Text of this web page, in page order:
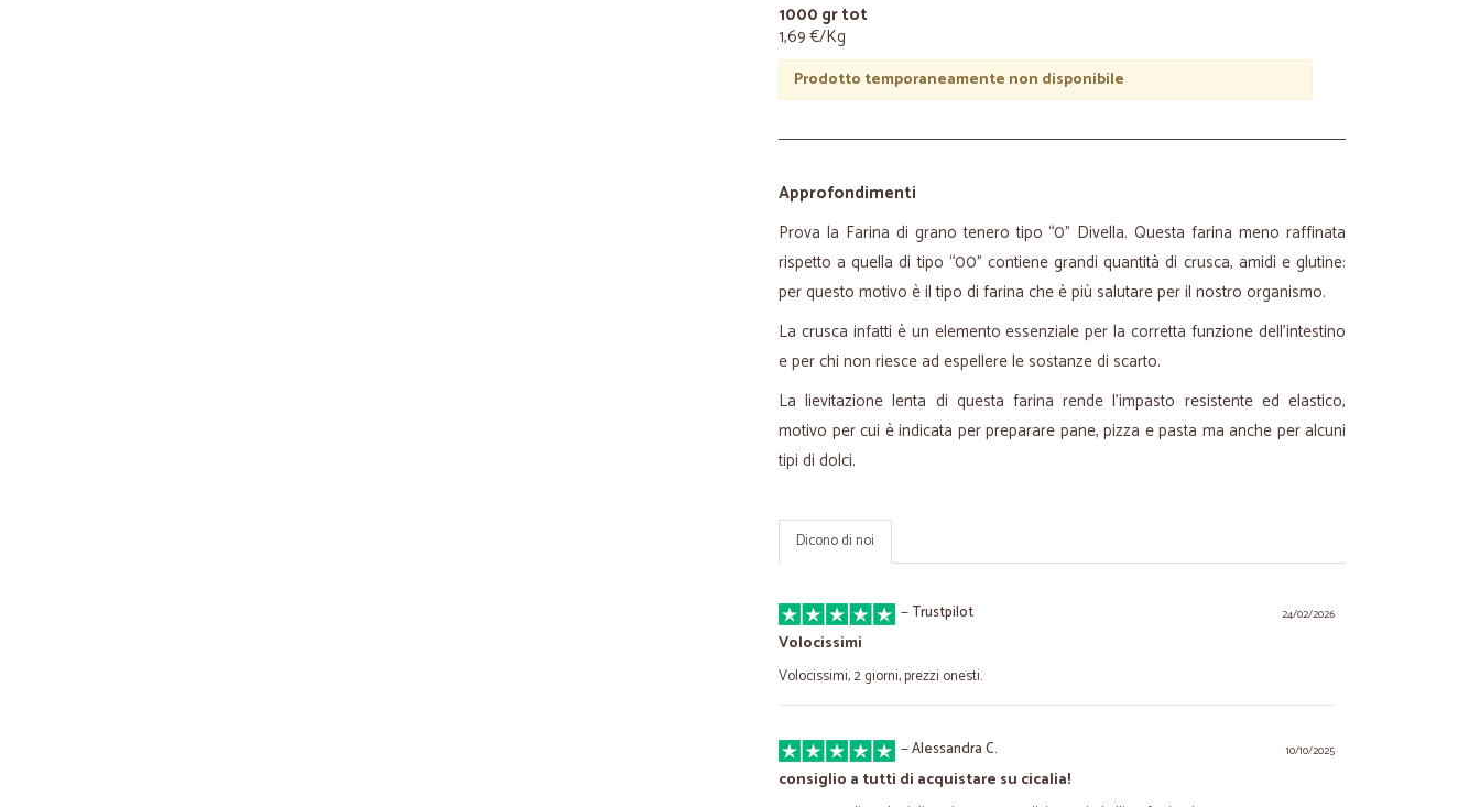
1000 gr tot
1,69 €/Kg
Prodotto temporaneamente non disponibile
Approfondimenti
Prova la Farina di grano tenero tipo “0” Divella. Questa farina meno raffinata
rispetto a quella di tipo “00” contiene grandi quantità di crusca, amidi e glutine:
per questo motivo è il tipo di farina che è più salutare per il nostro organismo.
La crusca infatti è un elemento essenziale per la corretta funzione dell'intestino
e per chi non riesce ad espellere le sostanze di scarto.
La lievitazione lenta di questa farina rende l'impasto resistente ed elastico,
motivo per cui è indicata per preparare pane, pizza e pasta ma anche per alcuni
tipi di dolci.
Dicono di noi
24/02/2026
—Trustpilot
Volocissimi
Volocissimi, 2 giorni, prezzi onesti.
10/10/2025
—Alessandra C.
consiglio a tutti di acquistare su cicalia!